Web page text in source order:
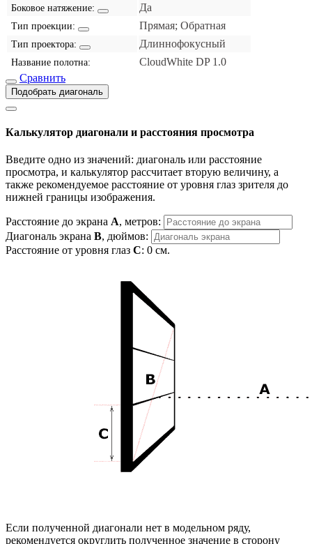
Боковое натяжение: Да
Тип проекции: Прямая; Обратная
Тип проектора: Длиннофокусный
Название полотна:
CloudWhite DP 1.0
Сравнить
Подобрать диагональ
Калькулятор диагонали и расстояния просмотра
Введите одно из значений: диагональ или расстояние
просмотра, и калькулятор рассчитает вторую величину, а
также рекомендуемое расстояние от уровня глаз зрителя до
нижней границы изображения.
Расстояние до экрана A, метров:
Диагональ экрана B, дюймов:
Расстояние от уровня глаз C: 0 см.
Если полученной диагонали нет в модельном ряду,
рекомендуется округлить полученное значение в сторону